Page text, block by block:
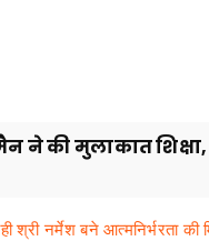
ने की मुलाकात
श्री नर्मेश बने आत्मनिर्भरता की